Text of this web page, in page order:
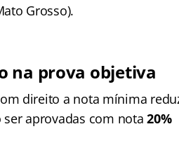
Grosso).
na prova objetiva
direito a nota mínima
aprovadas com nota 20%